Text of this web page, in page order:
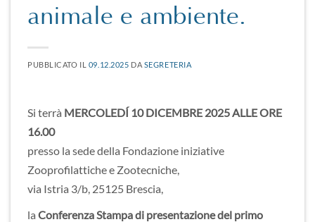
animale e ambiente.
PUBBLICATO IL 09.12.2025 DA SEGRETERIA
Si terrà MERCOLEDÍ 10 DICEMBRE 2025 ALLE ORE
16.00
presso la sede della Fondazione iniziative
Zooprofilattiche e Zootecniche,
via Istria 3/b, 25125 Brescia,
la Conferenza Stampa di presentazione del primo